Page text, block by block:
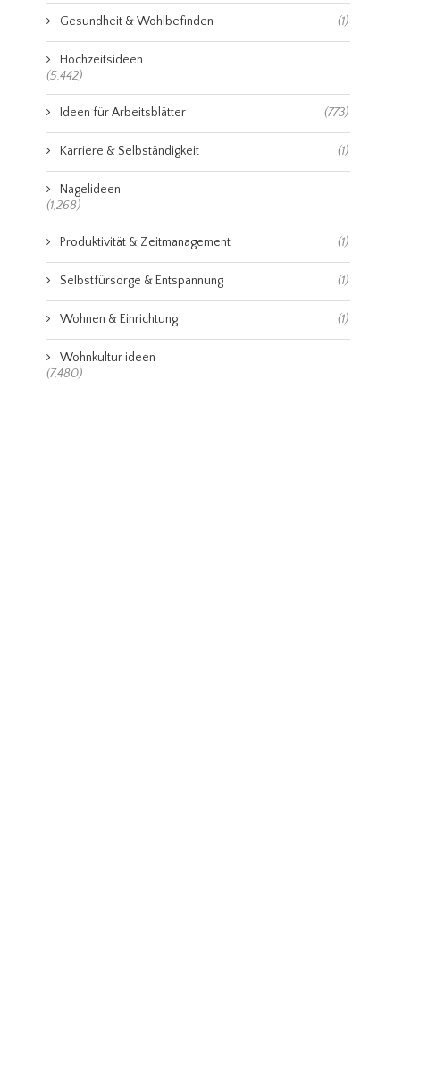
Gesundheit & Wohlbefinden (1)
Hochzeitsideen
(5,442)
Ideen für Arbeitsblätter (773)
Karriere & Selbständigkeit (1)
Nagelideen
(1,268)
Produktivität & Zeitmanagement (1)
Selbstfürsorge & Entspannung (1)
Wohnen & Einrichtung (1)
Wohnkultur ideen
(7,480)